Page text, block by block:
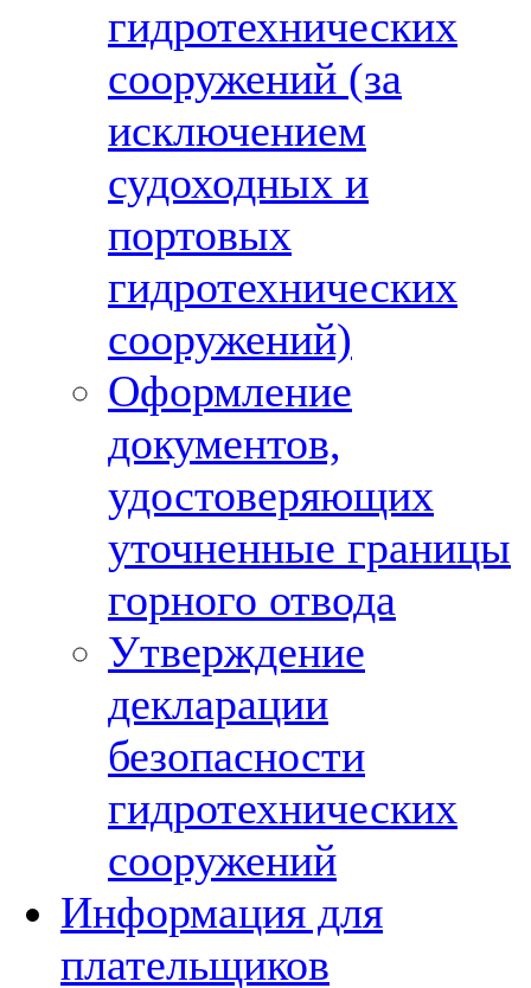
гидротехнических
сооружений (за
исключением
судоходных и
портовых
гидротехнических
сооружений)
Оформление
документов,
удостоверяющих
уточненные границы
горного отвода
Утверждение
декларации
безопасности
гидротехнических
сооружений
Информация для
плательщиков